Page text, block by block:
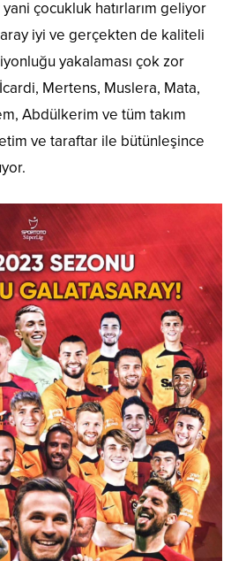
çocukluk hatırlarım geliyor
iyi ve gerçekten de kaliteli
yakalaması çok zor
İcardi, Mertens, Muslera, Mata,
Abdülkerim ve tüm takım
ve taraftar ile bütünleşince